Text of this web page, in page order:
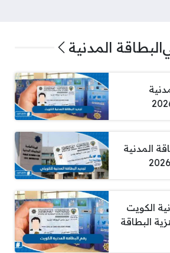
البطاقة المدنية
المدنية
الكويت
البطاقة